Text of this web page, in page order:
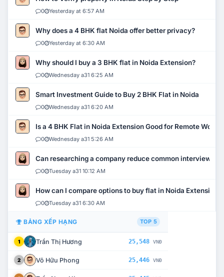
0 Yesterday at 6:57 AM
Why does a 4 BHK flat Noida offer better privacy?
0 Yesterday at 6:30 AM
Why should I buy a 3 BHK flat in Noida Extension?
0 Wednesday a31 6:25 AM
Smart Investment Guide to Buy 2 BHK Flat in Noida
0 Wednesday a31 6:20 AM
Is a 4 BHK Flat in Noida Extension Good for Remote Work?
0 Wednesday a31 5:26 AM
Can researching a company reduce common interview
0 Tuesday a31 10:12 AM
How can I compare options to buy flat in Noida Extension?
0 Tuesday a31 6:30 AM
BẢNG XẾP HẠNG TOP 5
1 Trần Thị Hương 25,548 VNĐ
2 Võ Hữu Phong 25,446 VNĐ